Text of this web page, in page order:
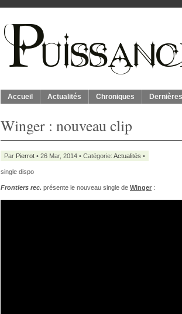
Accueil Actualités Chroniques
Winger : nouveau clip
Par Pierrot • 26 Mar, 2014 • Catégorie: Actualités •
single dispo
Frontiers rec. présente le nouveau single de Winger :